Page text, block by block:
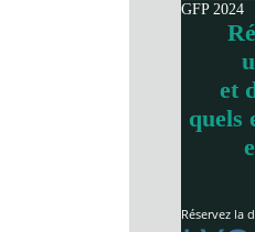
GFP 2024
et
quels
Réservez la